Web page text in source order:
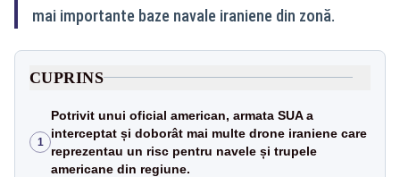
mai importante baze navale iraniene din zonă.
CUPRINS
1
Potrivit unui oficial american, armata SUA a
interceptat și doborât mai multe drone iraniene care
reprezentau un risc pentru navele și trupele
americane din regiune.